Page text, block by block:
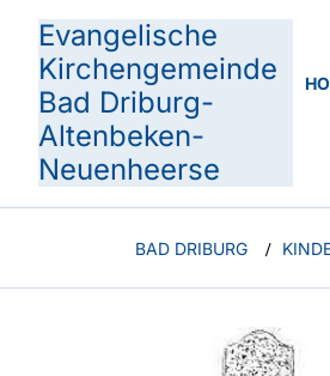
Evangelische
Kirchengemeinde
Bad Driburg-
Altenbeken-
Neuenheerse
BAD DRIBURG /